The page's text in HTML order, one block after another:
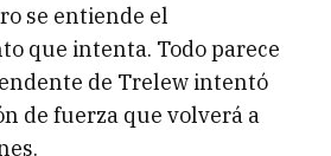
se entiende el
que intenta. Todo parece
de Trelew intentó
de fuerza que volverá a